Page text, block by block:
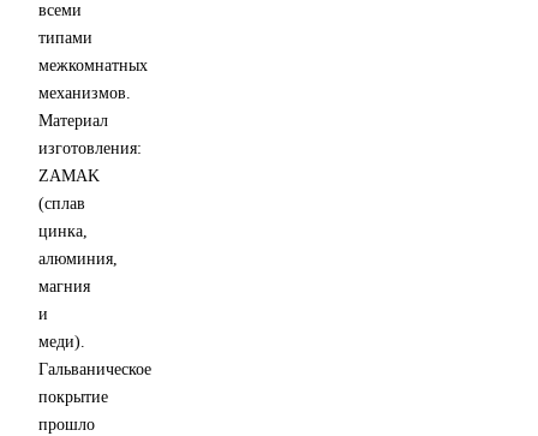
всеми
типами
межкомнатных
механизмов.
Материал
изготовления:
ZAMAK
(сплав
цинка,
алюминия,
магния
и
меди).
Гальваническое
покрытие
прошло